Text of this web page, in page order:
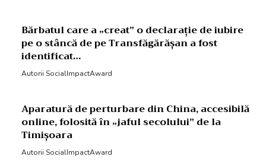
Bărbatul care a „creat” o declarație de iubire
pe o stâncă de pe Transfăgărășan a fost
identificat…
Autorii SocialImpactAward
Aparatură de perturbare din China, accesibilă
online, folosită în „jaful secolului” de la
Timișoara
Autorii SocialImpactAward